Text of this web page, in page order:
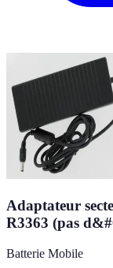
Adaptateur
R3363 (pas
Batterie Mobile